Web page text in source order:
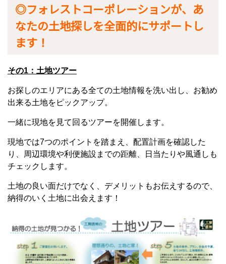
◎フォレストコーポレーションが、あ
なたの土地探しを全面的にサポートし
ます！
その1：土地ツアー
お探しのエリアにある全ての土地情報を洗い出し、お勧め
出来る土地をピックアップ。
一緒に現地を見て回るツアーを開催します。
現地では7つのポイントを踏まえ、配置計画を確認した
り、周辺環境や利便施設までの距離、日当たりや風通しも
チェックします。
土地の良い面だけでなく、デメリットもお伝えするので、
納得のいく土地に出会えます！